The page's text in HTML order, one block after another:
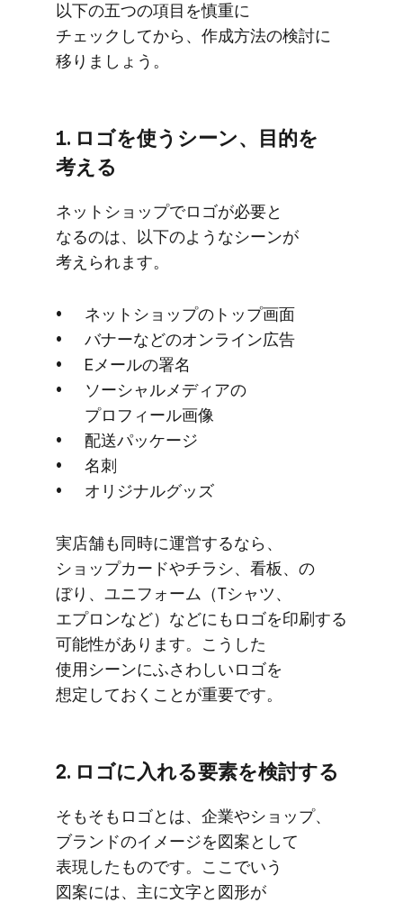
以下の​五つの​項目を​慎重に​
チェックしてから、​作成方​法の​検討に​
移りましょう。
1. ロゴを​使う​シーン、​目的を​
考える
ネットショップで​ロゴが​必要と​
なるのは、​以下のような​シーンが​
考えられます。
ネットショップの​トップ画面
バナーなどの​オンライン​広告
Eメールの​署名
ソーシャルメディアの​
プロフィール画像
配送パッケージ
名刺
オリジナルグッズ
実店舗も​同時に​運営するなら、​
ショップカードや​チラシ、​看板、​の​
ぼり、​ユニフォーム​（Tシャツ、​
エプロンなど）などにも​ロゴを​印刷する​
可能性が​あります。​こうした​
使用シーンに​ふさわしい​ロゴを​
想定しておく​ことが​重要です。
2. ロゴに​入れる​要素を​検討する
そも​そも​ロゴとは、​企業や​ショップ、​
ブランドの​イメージを​図案と​して​
表現した​ものです。​ここで​いう​
図案には、​主に​文字と​図形が​